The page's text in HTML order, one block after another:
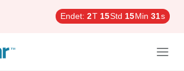
Endet: 2T 15Std 15Min 29s